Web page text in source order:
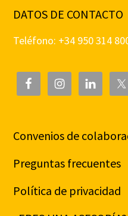
DATOS DE CONTACTO
Teléfono: +34 950 314
Convenios de
Preguntas frecuentes
Política de privacidad